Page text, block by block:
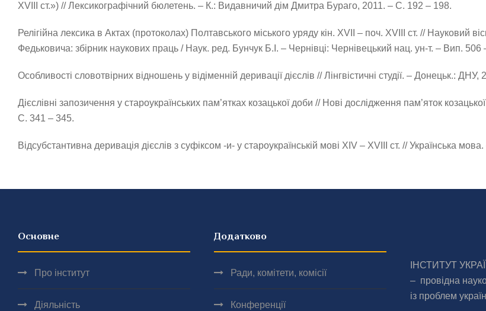
XVIII ст.») // Лексикографічний бюлетень. – К.: Видавничий дім Дмитра Бураго, 2011. – С. 192 – 198.
Релігійна лексика в Актах (протоколах) Полтавського міського уряду кін. XVІІ – поч. XVIII ст. // Науковий
Федьковича: збірник наукових праць / Наук. ред. Бунчук Б.І. – Чернівці: Чернівецький нац. ун-т. – Вип.
Особливості словотвірних відношень у відіменній деривації дієслів // Лінгвістичні студії. – Донецьк.:
Дієслівні запозичення у староукраїнських пам’ятках козацької доби // Нові дослідження пам’яток
С. 341 – 345.
Відсубстантивна деривація дієслів з суфіксом -и- у староукраїнській мові XIV – XVIII ст. // Українська
Основне
Про інститут
Діяльність
Додатково
Ради, комітети, комісії
Конференції
ІНСТИТУТ
– провідна
із проблем